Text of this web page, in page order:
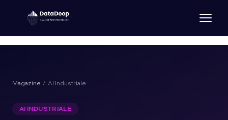
Magazine / AI Industriale
AI INDUSTRIALE